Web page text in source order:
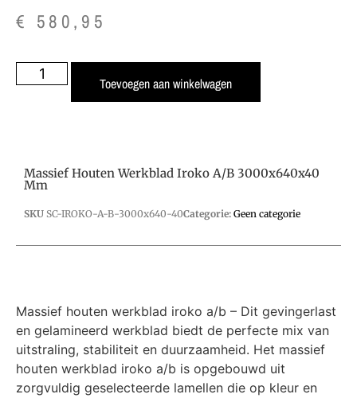
€ 580,95
Toevoegen aan winkelwagen
Massief Houten Werkblad Iroko A/B 3000x640x40
Mm
SKU SC-IROKO-A-B-3000x640-40Categorie: Geen categorie
Massief houten werkblad iroko a/b – Dit gevingerlast
en gelamineerd werkblad biedt de perfecte mix van
uitstraling, stabiliteit en duurzaamheid. Het massief
houten werkblad iroko a/b is opgebouwd uit
zorgvuldig geselecteerde lamellen die op kleur en